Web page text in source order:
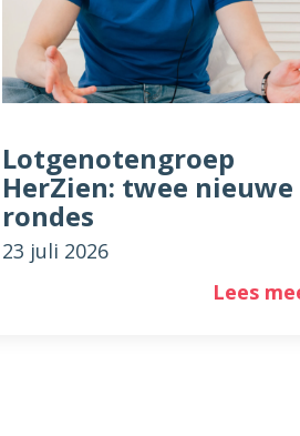
Lotgenotengroep
HerZien: twee nieuwe
rondes
23 juli 2026
Lees